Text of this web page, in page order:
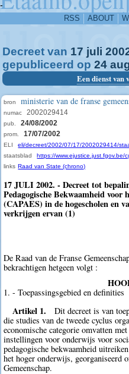
-
RSS ABOUT
Decreet van 17 juli
gepubliceerd op 24
Een dienst van
bron ministerie van de franse
numac 2002029414
pub. 24/08/2002
prom. 17/07/2002
ELI
eli/decreet/2002/07/17/2002029414/
staatsblad
https://www.ejustice.just.fgov.be/
links Raad van State (chrono)
17 JULI 2002. - Decreet tot
Pedagogische Bekwaamheid
(CAPAES) in de hogescholen en
verkrijgen ervan (1)
De Raad van de Franse
bekrachtigen hetgeen volgt :
1. - Toepassingsgebied en definities
Artikel 1.
Dit decreet is van
die studies van de tweede cyclus
economische categorie omvatten
instellingen voor onderwijs voor
pedagogische bekwaamheid
het hoger onderwijs, georganiseerd
Gemeenschap.